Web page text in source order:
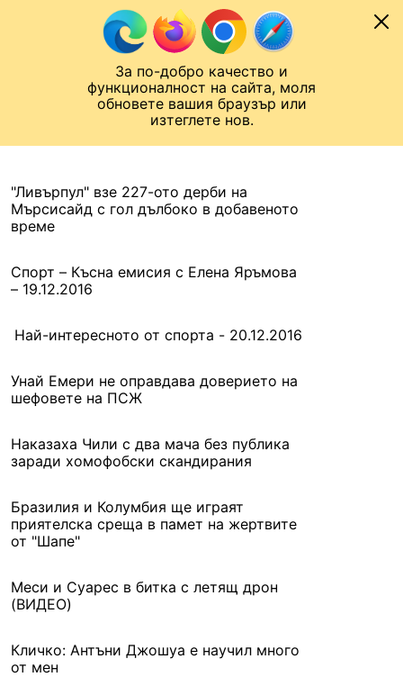
За по-добро качество и
функционалност на сайта, моля
обновете вашия браузър или
изтеглете нов.
Към съдържанието
Лига на Конференциите
"Ливърпул" взе 227-ото дерби на
Мърсисайд с гол дълбоко в добавеното
време
Спорт – Късна емисия с Елена Яръмова
– 19.12.2016
Най-интересното от спорта - 20.12.2016
Унай Емери не оправдава доверието на
шефовете на ПСЖ
Наказаха Чили с два мача без публика
заради хомофобски скандирания
Бразилия и Колумбия ще играят
приятелска среща в памет на жертвите
от "Шапе"
Меси и Суарес в битка с летящ дрон
(ВИДЕО)
Кличко: Антъни Джошуа е научил много
от мен